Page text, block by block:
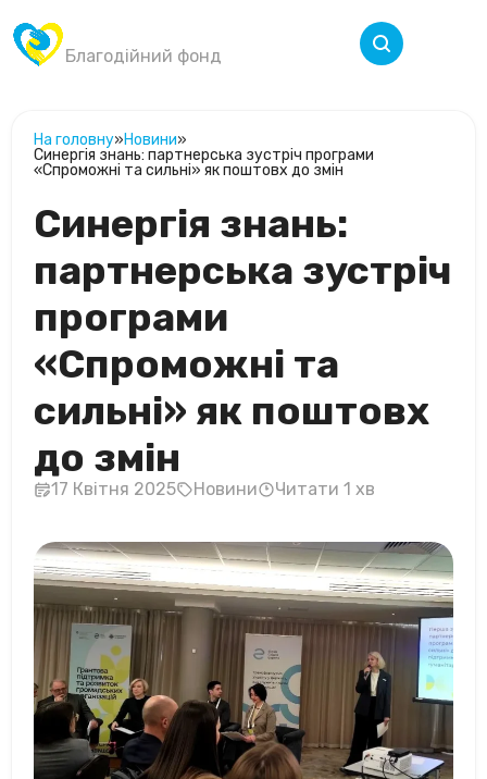
Благодійний фонд
На головну»Новини»
Синергія знань: партнерська зустріч програми
«Спроможні та сильні» як поштовх до змін
Синергія знань:
партнерська зустріч
програми
«Спроможні та
сильні» як поштовх
до змін
17 Квітня 2025 Новини Читати 1 хв